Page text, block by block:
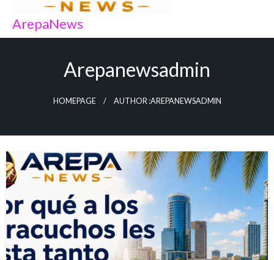
ArepaNews
Arepanewsadmin
HOMEPAGE AUTHOR :AREPANEWSADMIN